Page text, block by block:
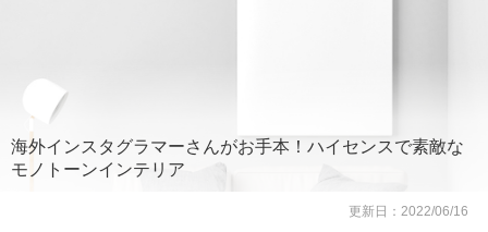
海外インスタグラマーさんがお手本！ハイセンスで素敵な
モノトーンインテリア
更新日：2022/06/16